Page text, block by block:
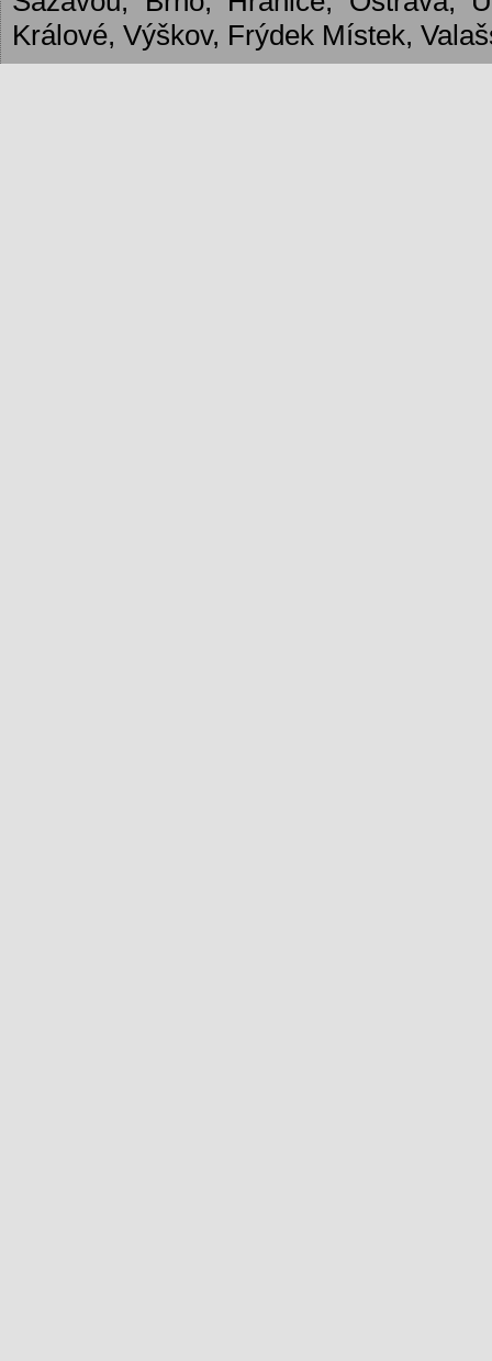
Králové, Výškov, Frýdek Místek,